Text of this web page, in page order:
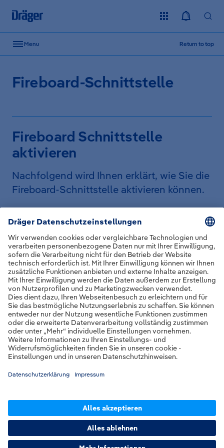
Skip to content
Menu Return to top
Fireboard-Schnittstelle
Fireboard Schnittstelle
aktivieren
Nachfolgend wird Ihnen erklärt, wie Sie die
Fireboard-Schnittstelle aktivieren können.
Schritt-für-Schritt Anleitung
Gehen Sie in der EMS-Verwaltung zum
MenüpunktEinstellungen.
Scrollen Sie bis zum PunktFireboard
Alarmdatenübernahme Schnittstelle.
Aktivieren Sie die Schnittstelle.
Fügen Sie Ihren persönlichen AuthKey
ein. Diesen erhalten Sie von Fireboard.
Pager
Drägerware.ZMS Fox112